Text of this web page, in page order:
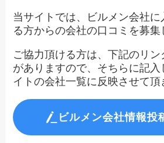
当サイトでは、ビルメン会社
る方からの会社の口コミを募集
ご協力頂ける方は、下記のリ
がありますので、そちらに記
イトの会社一覧に反映させて頂
ビルメン会社情報投